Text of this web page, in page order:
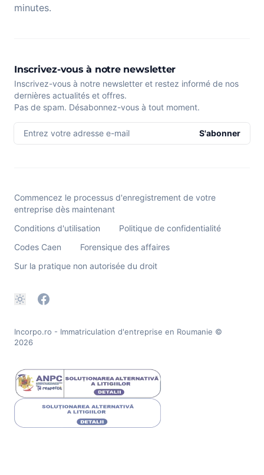
minutes.
Inscrivez-vous à notre newsletter
Inscrivez-vous à notre newsletter et restez informé de nos
dernières actualités et offres.
Pas de spam. Désabonnez-vous à tout moment.
Entrez votre adresse e-mail S'abonner
Commencez le processus d'enregistrement de votre
entreprise dès maintenant
Conditions d'utilisation
Politique de confidentialité
Codes Caen
Forensique des affaires
Sur la pratique non autorisée du droit
Incorpo.ro - Immatriculation d'entreprise en Roumanie ©
2026